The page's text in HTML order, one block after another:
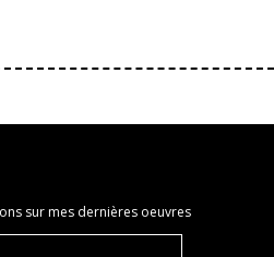
sur mes dernières oeuvres